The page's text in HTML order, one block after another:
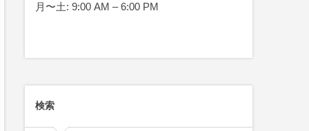
月〜土: 9:00 AM – 6:00 PM
検索